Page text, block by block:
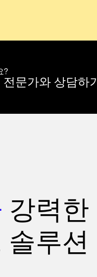
?
문가와 상담하
강력한
솔루션